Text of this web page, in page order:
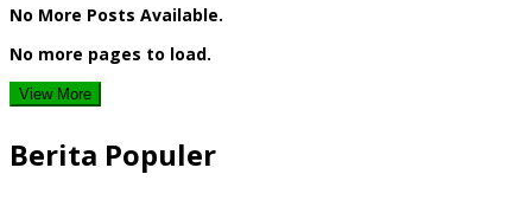
No More Posts Available.
No more pages to load.
View More
Berita Populer